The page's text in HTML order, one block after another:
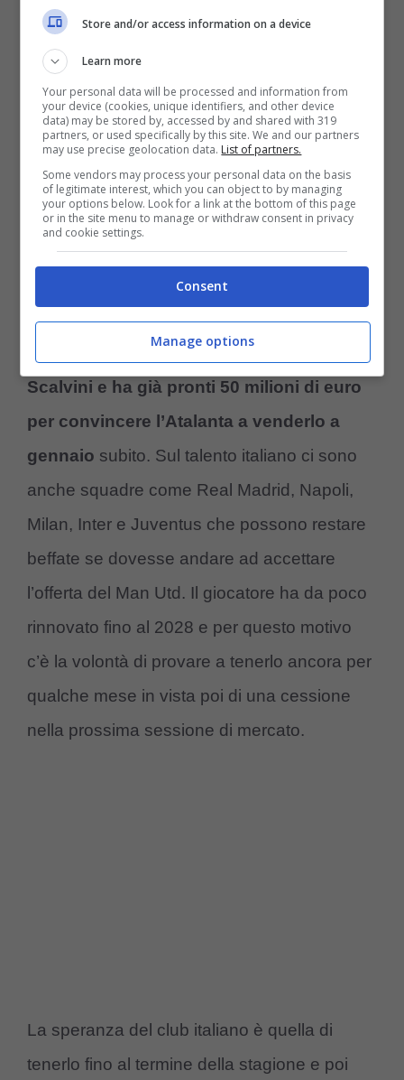
Giorgio Scalvini esulta (controcalcio.com) – AnsaFoto
Manchester United vuole comprare
Scalvini e ha già pronti 50 milioni di euro
per convincere l’Atalanta a venderlo a
gennaio subito. Sul talento italiano ci sono
anche squadre come Real Madrid, Napoli,
Milan, Inter e Juventus che possono restare
beffate se dovesse andare ad accettare
l’offerta del Man Utd. Il giocatore ha da poco
rinnovato fino al 2028 e per questo motivo
c’è la volontà di provare a tenerlo ancora per
qualche mese in vista poi di una cessione
nella prossima sessione di mercato.
La speranza del club italiano è quella di
tenerlo fino al termine della stagione e poi
Store and/or access information on a device
Learn more
Your personal data will be processed and information from
your device (cookies, unique identifiers, and other device
data) may be stored by, accessed by and shared with 319
partners, or used specifically by this site. We and our partners
may use precise geolocation data. List of partners.
Some vendors may process your personal data on the basis
of legitimate interest, which you can object to by managing
your options below. Look for a link at the bottom of this page
or in the site menu to manage or withdraw consent in privacy
and cookie settings.
Consent
Manage options